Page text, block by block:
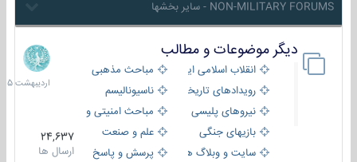
NON-MILITARY FORUMS - سایر بخشها
دیگر موضوعات و مطالب
انقلاب اسلامی ایران
مباحث مذهبی
رویدادهای تاریخی و مذهبیناسیونالیسم
نیروهای پلیسی
مباحث امنیتی و اطلاعاتی
بازیهای جنگی
علم و صنعت
سایت و وبلاگ ها
پرسش و پاسخ
24,637
ارسال ها
8
1405